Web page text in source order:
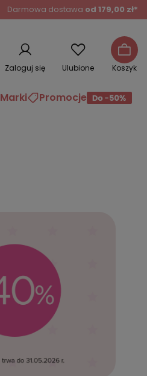
Darmowa dostawa od 179,00 zł*
Zaloguj się Ulubione Koszyk
Marki Promocje